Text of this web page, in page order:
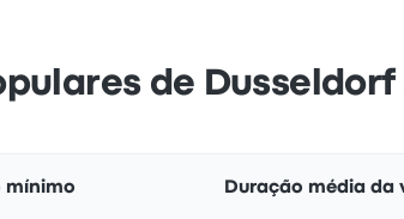
de
mínimo Duração média da